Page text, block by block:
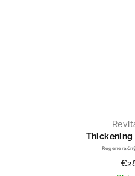
Thickening